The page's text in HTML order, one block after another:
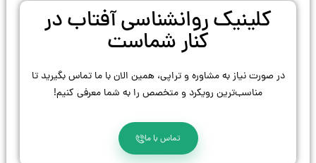
کلینیک روانشناسی آفتاب در
کنار شماست
در صورت نیاز به مشاوره و تراپی، همین الان با ما تماس بگیرید تا
مناسب‌ترین رویکرد و متخصص را به شما معرفی کنیم!
تماس با ما